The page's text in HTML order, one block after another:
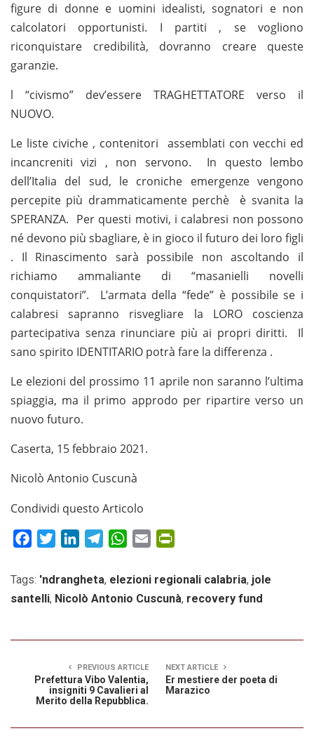
figure di donne e uomini idealisti, sognatori e non
calcolatori opportunisti. I partiti , se vogliono
riconquistare credibilità, dovranno creare queste
garanzie.
l “civismo” dev’essere TRAGHETTATORE verso il
NUOVO.
Le liste civiche , contenitori assemblati con vecchi ed
incancreniti vizi , non servono. In questo lembo
dell’Italia del sud, le croniche emergenze vengono
percepite più drammaticamente perchè è svanita la
SPERANZA. Per questi motivi, i calabresi non possono
né devono più sbagliare, è in gioco il futuro dei loro figli
. Il Rinascimento sarà possibile non ascoltando il
richiamo ammaliante di “masanielli novelli
conquistatori”. L’armata della “fede” è possibile se i
calabresi sapranno risvegliare la LORO coscienza
partecipativa senza rinunciare più ai propri diritti. Il
sano spirito IDENTITARIO potrà fare la differenza .
Le elezioni del prossimo 11 aprile non saranno l’ultima
spiaggia, ma il primo approdo per ripartire verso un
nuovo futuro.
Caserta, 15 febbraio 2021.
Nicolò Antonio Cuscunà
Condividi questo Articolo
FacebookTwitterLinkedInTelegramWhatsApp
Email
Tags: 'ndrangheta, elezioni regionali calabria, jole
santelli, Nicolò Antonio Cuscunà, recovery fund
PREVIOUS ARTICLE
Prefettura Vibo Valentia,
insigniti 9 Cavalieri al
Merito della Repubblica.
NEXT ARTICLE
Er mestiere der poeta di
Marazico